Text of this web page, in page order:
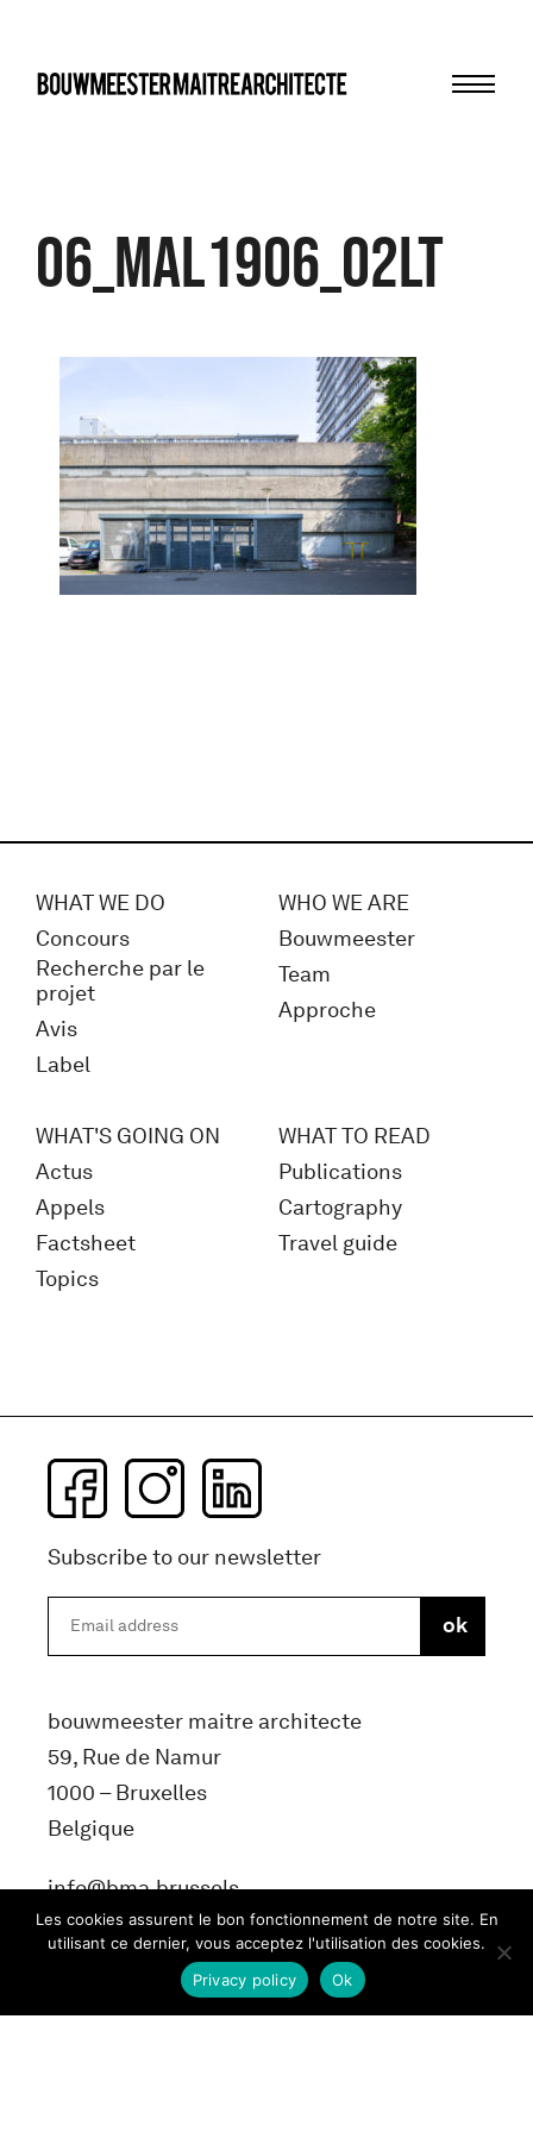
06_MAL1906_02LT
WHAT WE DO
Concours
Recherche par le
projet
Avis
Label
WHO WE ARE
Bouwmeester
Team
Approche
WHAT'S GOING ON
Actus
Appels
Factsheet
Topics
WHAT TO READ
Publications
Cartography
Travel guide
Subscribe to our newsletter
bouwmeester maitre architecte
59, Rue de Namur
1000 – Bruxelles
Belgique
info@bma.brussels
Les cookies assurent le bon fonctionnement de notre site. En
utilisant ce dernier, vous acceptez l'utilisation des cookies.
Ok
Privacy policy